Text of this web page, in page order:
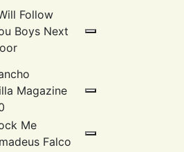
Follow
Boys Next
Magazine
Me
Falco